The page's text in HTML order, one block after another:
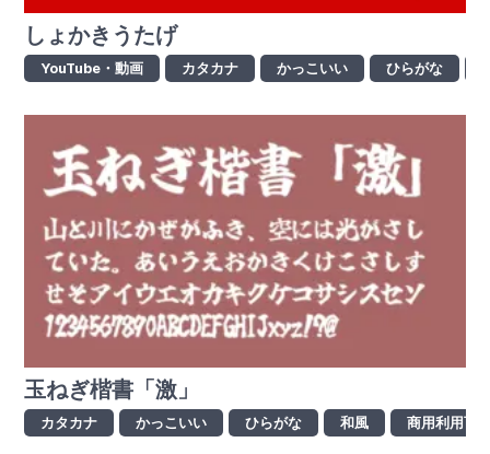
しょかきうたげ
YouTube・動画 カタカナ かっこいい ひらがな
玉ねぎ楷書「激」
カタカナ かっこいい ひらがな 和風 商用利用可